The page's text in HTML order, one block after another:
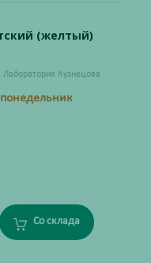
(желтый)
Лаборатория Кузнецова
Со склада